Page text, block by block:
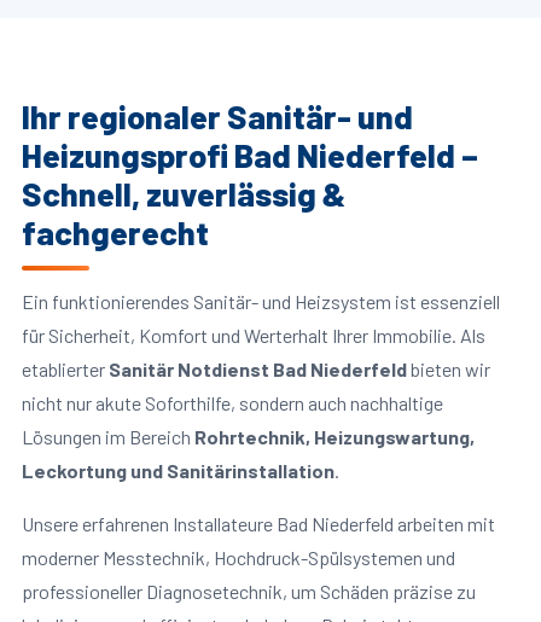
Ihr regionaler Sanitär- und
Heizungsprofi Bad Niederfeld –
Schnell, zuverlässig &
fachgerecht
Ein funktionierendes Sanitär- und Heizsystem ist essenziell
für Sicherheit, Komfort und Werterhalt Ihrer Immobilie. Als
etablierter Sanitär Notdienst Bad Niederfeldbieten wir
nicht nur akute Soforthilfe, sondern auch nachhaltige
Lösungen im Bereich Rohrtechnik, Heizungswartung,
Leckortung und Sanitärinstallation.
Unsere erfahrenen Installateure Bad Niederfeld arbeiten mit
moderner Messtechnik, Hochdruck-Spülsystemen und
professioneller Diagnosetechnik, um Schäden präzise zu